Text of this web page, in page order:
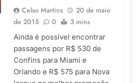
Melhor Vista de
Bruxelas
Celso Martins
20 de maio
de 2015
0 3 mins
Ainda é possível encontrar
passagens por R$ 530 de
Confins para Miami e
Orlando e R$ 575 para Nova